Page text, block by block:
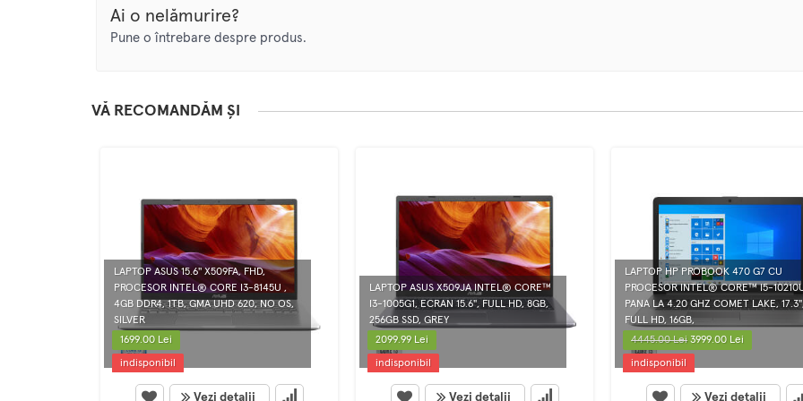
Ai o nelămurire?
Pune o întrebare despre produs.
VĂ RECOMANDĂM ȘI
LAPTOP ASUS 15.6'' X509FA, FHD,
PROCESOR INTEL® CORE I3-8145U ,
4GB DDR4, 1TB, GMA UHD 620, NO OS,
SILVER
1699.00 Lei
indisponibil
Vezi detalii
LAPTOP ASUS X509JA INTEL® CORE™
I3-1005G1, ECRAN 15.6", FULL HD, 8GB,
256GB SSD, GREY
2099.99 Lei
indisponibil
Vezi detalii
LAPTOP HP PROBOOK 470 G7 CU
PROCESOR INTEL® CORE™ I5-
PANA LA 4.20 GHZ COMET LAKE,
FULL HD, 16GB,
4445.00 Lei3999.00 Lei
indisponibil
Vezi detalii